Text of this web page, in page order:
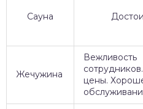
Сауна
Жечужина
Вежливость
цены.